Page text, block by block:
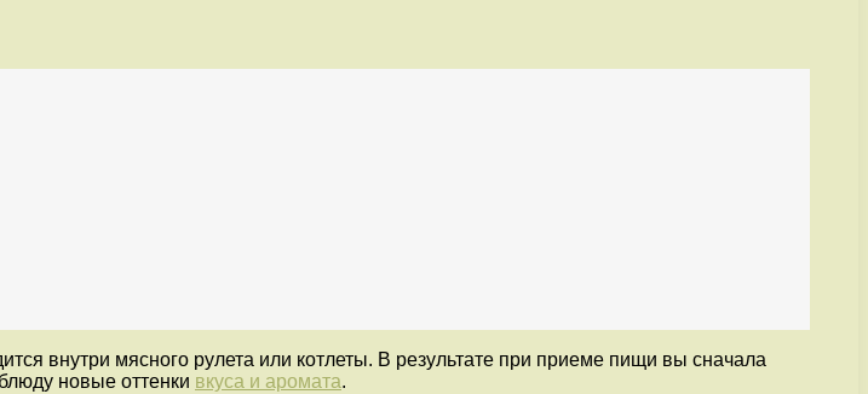
внутри мясного рулета или котлеты. В результате при приеме пищи вы сначала
новые оттенки вкуса и аромата.